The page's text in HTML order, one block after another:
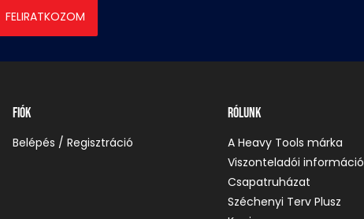
FELIRATKOZOM
Fiók
Belépés / Regisztráció
Rólunk
A Heavy Tools márka
Viszonteladói információ
Csapatruházat
Széchenyi Terv Plusz